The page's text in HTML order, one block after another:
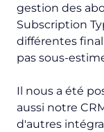
gestion des
Subscription
différentes
pas sous-
Il nous a été
aussi notre
d'autres